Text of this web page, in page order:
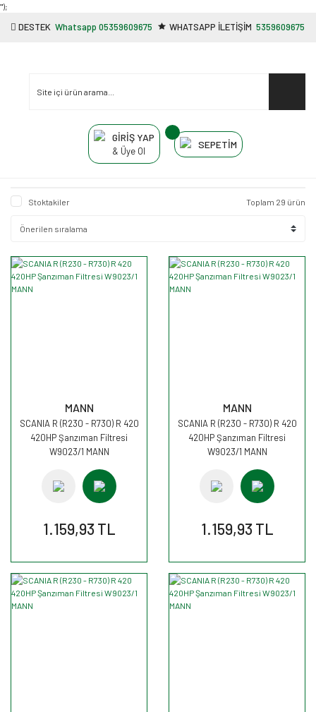
"');
DESTEK Whatsapp 05359609675 WHATSAPP İLETİŞİM 5359609675
GİRİŞ YAP
& Üye Ol
SEPETİM
Stoktakiler Toplam 29 ürün
MANN
SCANIA R (R230 - R730) R 420
420HP Şanzıman Filtresi
W9023/1 MANN
1.159,93 TL
MANN
SCANIA R (R230 - R730) R 420
420HP Şanzıman Filtresi
W9023/1 MANN
1.159,93 TL